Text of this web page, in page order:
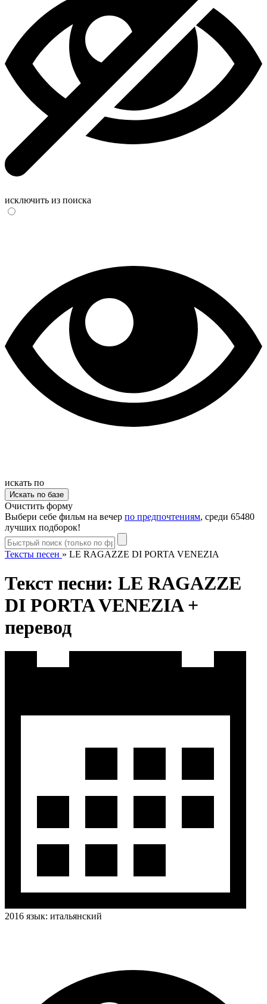
исключить из поиска
искать по
Очистить форму
Выбери себе фильм на вечер по предпочтениям, среди 65480
лучших подборок!
Тексты песен » LE RAGAZZE DI PORTA VENEZIA
Текст песни: LE RAGAZZE
DI PORTA VENEZIA +
перевод
2016 язык: итальянский